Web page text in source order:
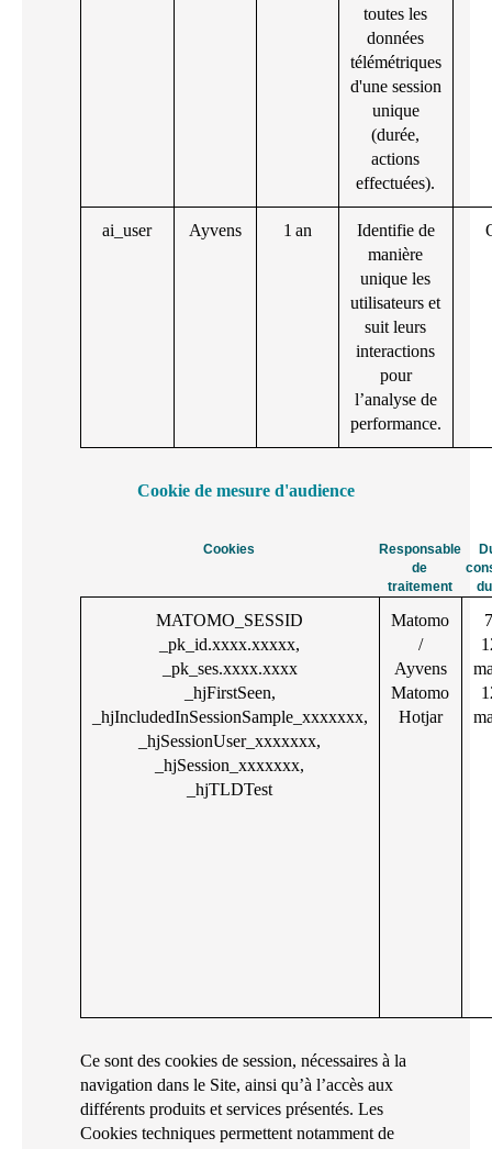
toutes les
données
télémétriques
d'une session
unique
(durée,
actions
effectuées).
ai_user Ayvens 1 an
Identifie de
manière
unique les
utilisateurs et
suit leurs
interactions
pour
l’analyse de
performance.
Cookie de mesure d'audience
Cookies
Responsable
de
traitement
MATOMO_SESSID
_pk_id.xxxx.xxxxx,
_pk_ses.xxxx.xxxx
_hjFirstSeen,
_hjIncludedInSessionSample_xxxxxxx,
_hjSessionUser_xxxxxxx,
_hjSession_xxxxxxx,
_hjTLDTest
Matomo
/
Ayvens
Matomo
Hotjar
Ce sont des cookies de session, nécessaires à la
navigation dans le Site, ainsi qu’à l’accès aux
différents produits et services présentés. Les
Cookies techniques permettent notamment de